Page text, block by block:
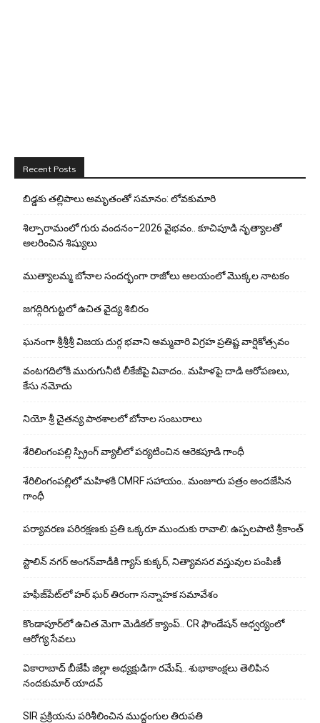
Recent Posts
బిడ్డ‌కు త‌ల్లిపాలు అమృతంతో స‌మానం: లోవ‌కుమారి
శిల్పారామంలో గురు వందనం–2026 వైభవం.. కూచిపూడి నృత్యాలతో
అలరించిన శిష్యులు
ముత్యాలమ్మ బోనాల సందర్భంగా రాజోలు ఆలయంలో మొక్కల నాటకం
జగద్గిరిగుట్టలో ఉచిత వైద్య శిబిరం
ఘనంగా శ్రీశ్రీశ్రీ విజయ దుర్గ భవాని అమ్మవారి విగ్రహ ప్రతిష్ట వార్షికోత్సవం
వంటగదిలోకి మురుగునీటి లీకేజీపై వివాదం.. మహిళపై దాడి ఆరోపణలు,
కేసు నమోదు
నియో శ్రీ చైతన్య పాఠశాలలో బోనాల సంబురాలు
శేరిలింగంపల్లి స్ప్రింగ్ వ్యాలీలో పర్యటించిన ఆరెకపూడి గాంధీ
శేరిలింగంపల్లిలో మ‌హిళ‌కి CMRF స‌హాయం.. మంజూరు పత్రం అందజేసిన
గాంధీ
పర్యావరణ పరిరక్షణకు ప్రతి ఒక్కరూ ముందుకు రావాలి: ఉప్పలపాటి శ్రీకాంత్
స్టాలిన్ నగర్ అంగన్‌వాడీకి గ్యాస్ కుక్కర్, నిత్యావసర వస్తువుల పంపిణీ
హఫీజ్‌పేట్‌లో హర్ ఘర్ తిరంగా సన్నాహక సమావేశం
కొండాపూర్‌లో ఉచిత మెగా మెడికల్ క్యాంప్.. CR ఫౌండేషన్ ఆధ్వర్యంలో
ఆరోగ్య సేవలు
వికారాబాద్ బీజేపీ జిల్లా అధ్యక్షుడిగా రమేష్‌.. శుభాకాంక్షలు తెలిపిన
నందకుమార్ యాదవ్
SIR ప్రక్రియను పరిశీలించిన ముద్దంగుల తిరుపతి